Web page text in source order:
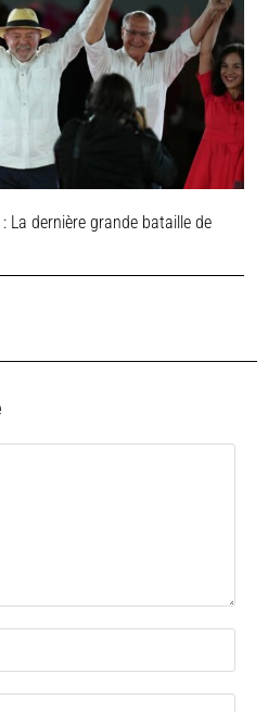
: La dernière grande bataille de